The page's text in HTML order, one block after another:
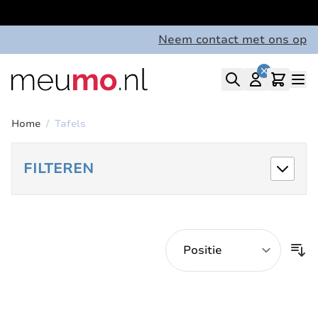
Neem contact met ons op
Home / Tafels
FILTEREN